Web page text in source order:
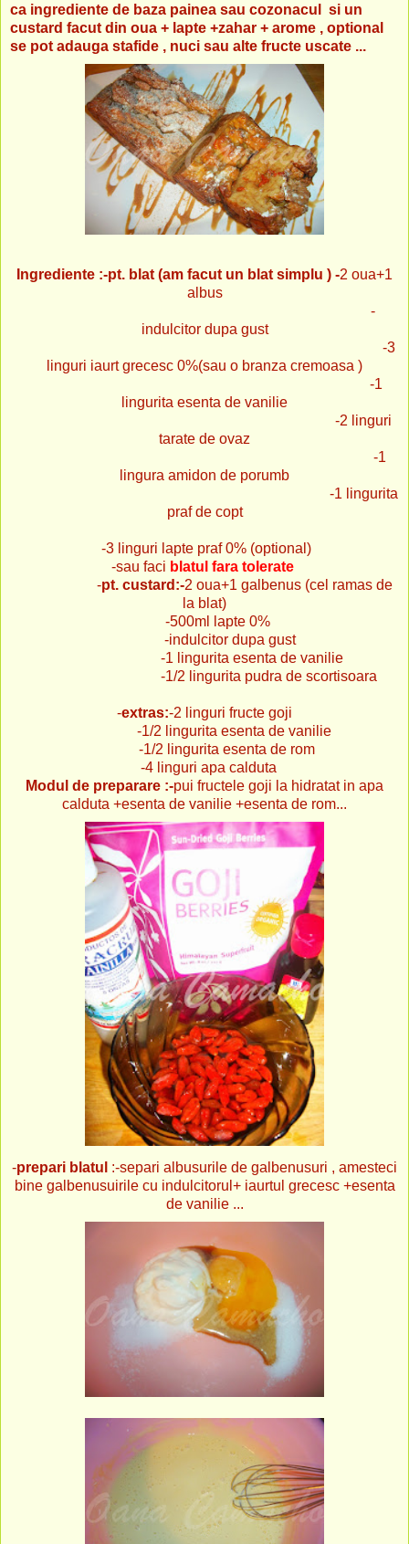
ca ingrediente de baza painea sau cozonacul si un
custard facut din oua + lapte +zahar + arome , optional
se pot adauga stafide , nuci sau alte fructe uscate ...
Ingrediente :-pt. blat (am facut un blat simplu ) -2 oua+1
albus
-
indulcitor dupa gust
-3
linguri iaurt grecesc 0%(sau o branza cremoasa )
-1
lingurita esenta de vanilie
-2 linguri
tarate de ovaz
-1
lingura amidon de porumb
-1 lingurita
praf de copt
-3 linguri lapte praf 0% (optional)
-sau faci blatul fara tolerate
-pt. custard:-2 oua+1 galbenus (cel ramas de
la blat)
-500ml lapte 0%
-indulcitor dupa gust
-1 lingurita esenta de vanilie
-1/2 lingurita pudra de scortisoara
-extras:-2 linguri fructe goji
-1/2 lingurita esenta de vanilie
-1/2 lingurita esenta de rom
-4 linguri apa calduta
Modul de preparare :-pui fructele goji la hidratat in apa
calduta +esenta de vanilie +esenta de rom...
-prepari blatul :-separi albusurile de galbenusuri , amesteci
bine galbenusuirile cu indulcitorul+ iaurtul grecesc +esenta
de vanilie ...